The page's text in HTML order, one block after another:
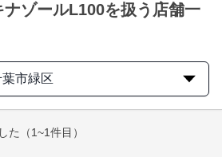
ゾールL100を扱う店舗一
葉市緑区
た （1~1件目）